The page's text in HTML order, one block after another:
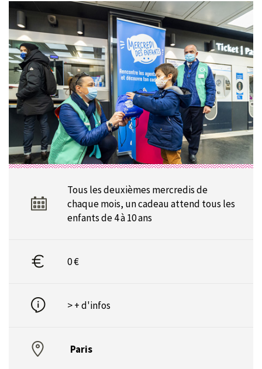
Tous les deuxièmes mercredis de
chaque mois, un cadeau attend tous les
enfants de 4 à 10 ans
0 €
> + d'infos
Paris